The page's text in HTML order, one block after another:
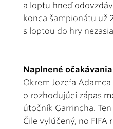
a loptu hneď
konca šampionátu už
s loptou do hry
Naplnené očakávania
Okrem Jozefa Adamca
o rozhodujúci zápas
útočník Garrincha.
Čile vylúčený, no FIFA